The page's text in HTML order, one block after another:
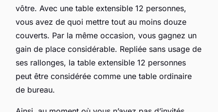
vôtre. Avec une table extensible 12 personnes,
vous avez de quoi mettre tout au moins douze
couverts. Par la même occasion, vous gagnez un
gain de place considérable. Repliée sans usage de
ses rallonges, la table extensible 12 personnes
peut être considérée comme une table ordinaire
de bureau.